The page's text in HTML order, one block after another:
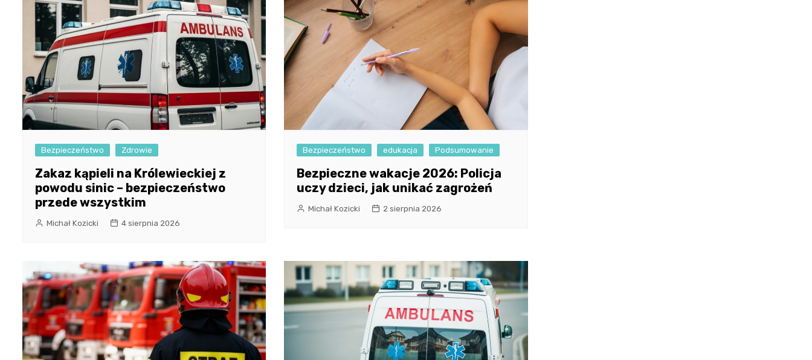
Bezpieczeństwo Zdrowie
Zakaz kąpieli na Królewieckiej z
powodu sinic – bezpieczeństwo
przede wszystkim
Michał Kozicki 4 sierpnia 2026
Bezpieczeństwo edukacja Podsumowanie
Bezpieczne wakacje 2026: Policja
uczy dzieci, jak unikać zagrożeń
Michał Kozicki 2 sierpnia 2026